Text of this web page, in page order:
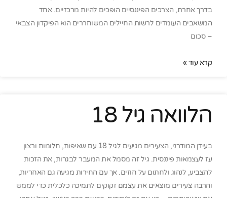
בדרך אחרת, הצרכים הפיננסיים הופכים להיות מרכזיים. אחד
המשאבים העומדים לרשות החיילים המשוחררים הוא הפיקדון הצבאי
– סכום
קרא עוד »
הלוואה גיל 18
בעידן המודרני, הצעירים מגיעים לגיל 18 עם שאיפות, חלומות ורצון
עז לעצמאות פיננסית. גיל זה מסמל את המעבר לבגרות, את הזכות
להצביע, לנהוג ולחתום על חוזים. אך עם החירות מגיעה גם האחריות,
והרבה צעירים מוצאים את עצמם זקוקים לתמיכה כלכלית כדי לממש